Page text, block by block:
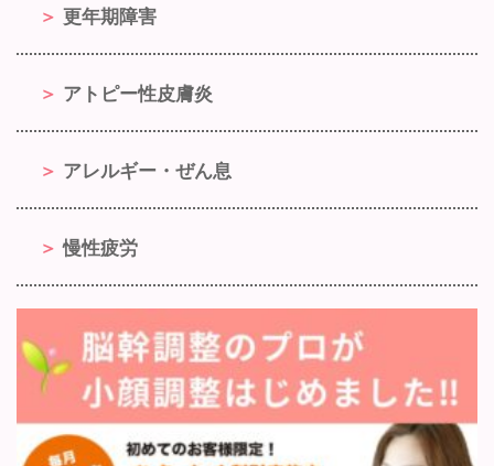
更年期障害
アトピー性皮膚炎
アレルギー・ぜん息
慢性疲労